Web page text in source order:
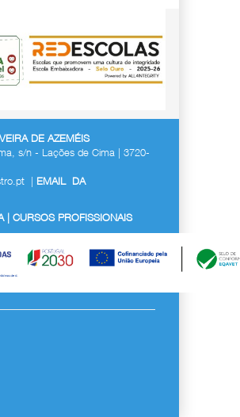
DE AZEMÉIS
s/n - Lações de Cima | 3720-
| EMAIL DA
| CURSOS PROFISSIONAIS